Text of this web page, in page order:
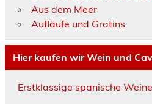
Aus dem Meer
Aufläufe und Gratins
Hier kaufen wir Wein und
Erstklassige spanische